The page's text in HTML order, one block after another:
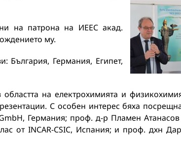
на патрона на ИЕЕС акад.
му.
България, Германия, Египет,
на електрохимията и
С особен интерес бяха
Германия; проф. д-р Пламен Атанасов
от INCAR-CSIC, Испания; и проф. дхн